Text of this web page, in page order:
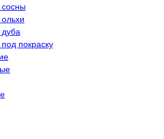
сосны
покраску